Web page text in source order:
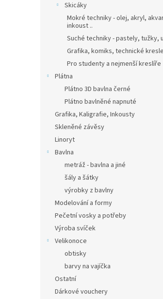
Skicáky
Mokré techniky - olej, akryl,
inkoust ..
Suché techniky - pastely, tužky,
Grafika, komiks, technické
Pro studenty a nejmenší kreslíře
Plátna
Plátno 3D bavlna černé
Plátno bavlněné napnuté
Grafika, Kaligrafie, Inkousty
Skleněné závěsy
Linoryt
Bavlna
metráž - bavlna a jiné
šály a šátky
výrobky z bavlny
Modelování a formy
Pečetní vosky a potřeby
Výroba svíček
Velikonoce
obtisky
barvy na vajíčka
Ostatní
Dárkové vouchery